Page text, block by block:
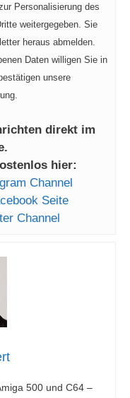
Personalisierung des
weitergegeben. Sie
heraus abmelden.
Daten willigen Sie in
unsere
direkt im
hier:
Channel
Seite
Channel
500 und C64 –